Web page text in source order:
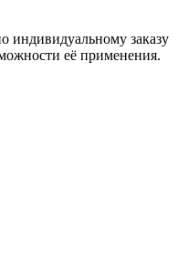
индивидуальному заказу
её применения.